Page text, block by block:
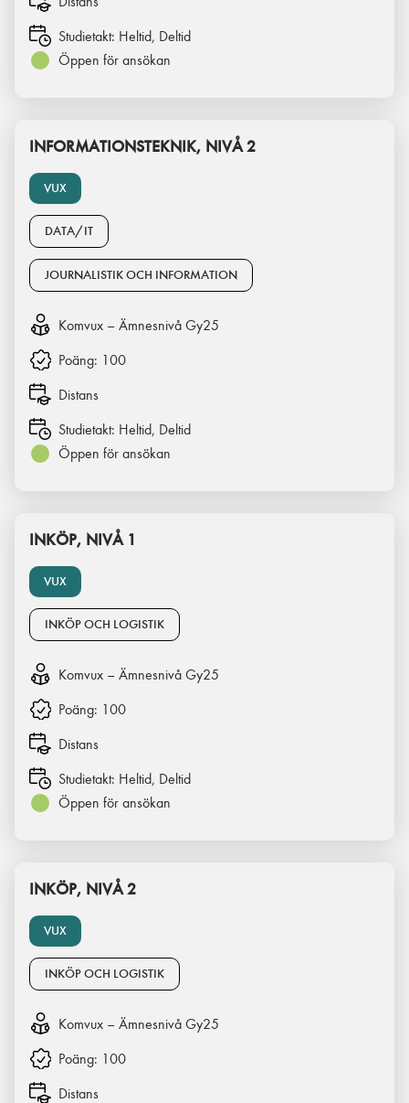
Studietakt: Heltid, Deltid
Öppen för ansökan
VUX
INFORMATIONSTEKNIK, NIVÅ 2
DATA/IT
JOURNALISTIK OCH INFORMATION
Komvux – Ämnesnivå Gy25
Poäng: 100
Distans
Studietakt: Heltid, Deltid
Öppen för ansökan
VUX
INKÖP, NIVÅ 1
INKÖP OCH LOGISTIK
Komvux – Ämnesnivå Gy25
Poäng: 100
Distans
Studietakt: Heltid, Deltid
Öppen för ansökan
VUX
INKÖP, NIVÅ 2
INKÖP OCH LOGISTIK
Komvux – Ämnesnivå Gy25
Poäng: 100
Distans